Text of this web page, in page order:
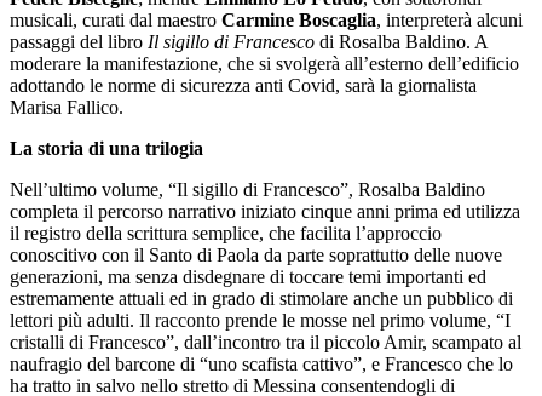
musicali, curati dal maestro Carmine Boscaglia, interpreterà alcuni
passaggi del libro Il sigillo di Francesco di Rosalba Baldino. A
moderare la manifestazione, che si svolgerà all’esterno dell’edificio
adottando le norme di sicurezza anti Covid, sarà la giornalista
Marisa Fallico.
La storia di una trilogia
Nell’ultimo volume, “Il sigillo di Francesco”, Rosalba Baldino
completa il percorso narrativo iniziato cinque anni prima ed utilizza
il registro della scrittura semplice, che facilita l’approccio
conoscitivo con il Santo di Paola da parte soprattutto delle nuove
generazioni, ma senza disdegnare di toccare temi importanti ed
estremamente attuali ed in grado di stimolare anche un pubblico di
lettori più adulti. Il racconto prende le mosse nel primo volume, “I
cristalli di Francesco”, dall’incontro tra il piccolo Amir, scampato al
naufragio del barcone di “uno scafista cattivo”, e Francesco che lo
ha tratto in salvo nello stretto di Messina consentendogli di